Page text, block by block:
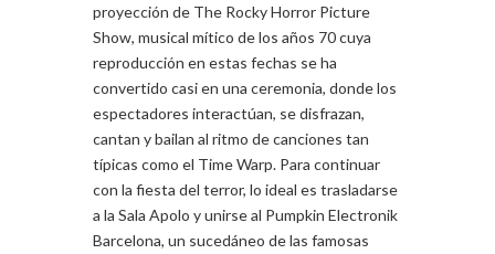
proyección de The Rocky Horror Picture
Show, musical mítico de los años 70 cuya
reproducción en estas fechas se ha
convertido casi en una ceremonia, donde los
espectadores interactúan, se disfrazan,
cantan y bailan al ritmo de canciones tan
típicas como el Time Warp. Para continuar
con la fiesta del terror, lo ideal es trasladarse
a la Sala Apolo y unirse al Pumpkin Electronik
Barcelona, un sucedáneo de las famosas